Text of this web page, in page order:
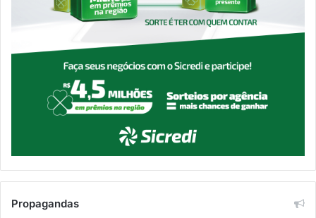
Propagandas